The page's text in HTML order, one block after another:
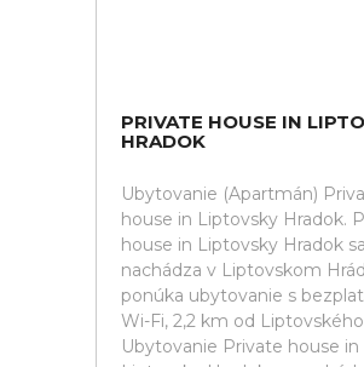
PRIVATE HOUSE IN
HRADOK
Ubytovanie (Apartmán)
house in Liptovsky Hradok.
house in Liptovsky Hradok sa
nachádza v Liptovskom
ponúka ubytovanie s
Wi-Fi, 2,2 km od
Ubytovanie Private house in